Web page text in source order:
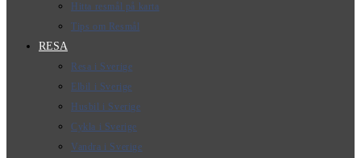
Hitta resmål på karta
Tips om Resmål
RESA
Resa i Sverige
Elbil i Sverige
Husbil i Sverige
Cykla i Sverige
Vandra i Sverige